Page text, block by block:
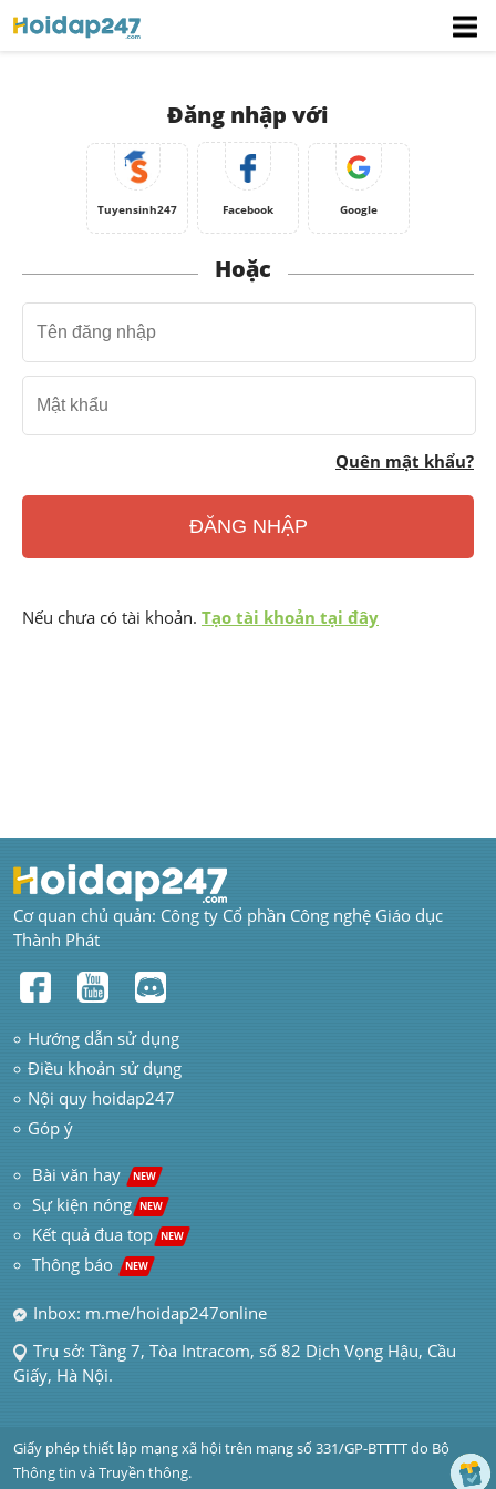
Đăng nhập với
Tuyensinh247 Facebook Google
Hoặc
Quên mật khẩu?
ĐĂNG NHẬP
Nếu chưa có tài khoản. Tạo tài khoản tại đây
Cơ quan chủ quản: Công ty Cổ phần Công nghệ Giáo dục
Thành Phát
Hướng dẫn sử dụng
Điều khoản sử dụng
Nội quy hoidap247
Góp ý
Bài văn hay NEW
Sự kiện nóng NEW
Kết quả đua top NEW
Thông báo NEW
Inbox: m.me/hoidap247online
Trụ sở: Tầng 7, Tòa Intracom, số 82 Dịch Vọng Hậu, Cầu
Giấy, Hà Nội.
Giấy phép thiết lập mạng xã hội trên mạng số 331/GP-BTTTT do Bộ
Thông tin và Truyền thông.